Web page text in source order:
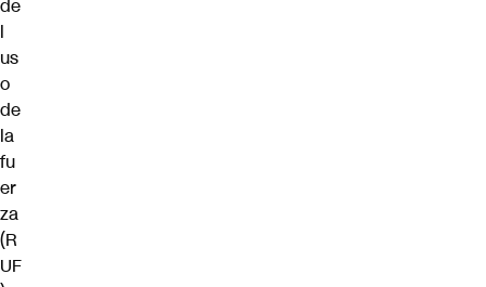
de
l
us
o
de
la
fu
er
za
(R
UF